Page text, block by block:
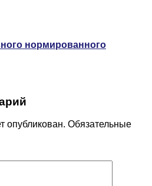
нормированного
опубликован. Обязательные